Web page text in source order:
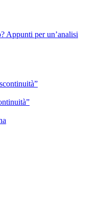
Appunti per un’analisi